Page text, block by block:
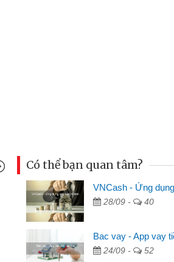
Đoàn Hữu Cảnh
Mình cần tiền
nhưng thật may đã
không cần gặp mặt
bè biết
Có thể bạn quan tâm?
VNCash - Ứng
28/09 - 40
Bac vay - App vay
24/09 - 52